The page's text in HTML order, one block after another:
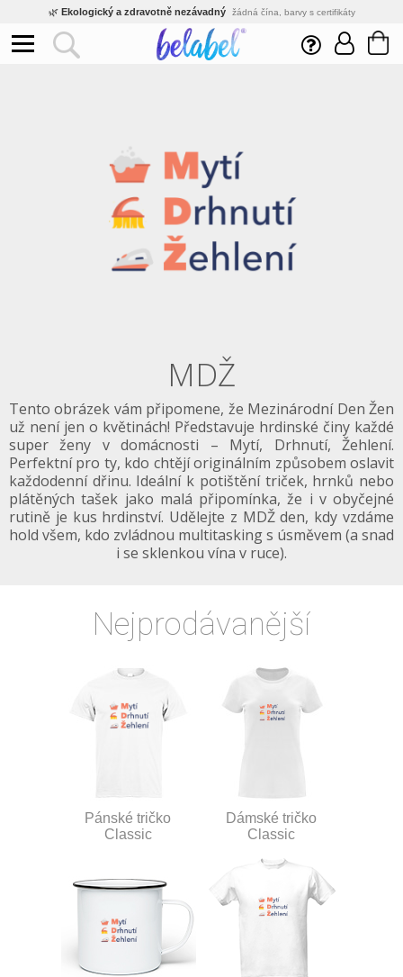
🌿 Ekologický a zdravotně nezávadný žádná čína, barvy s certifikáty
Inovativní výroba vlastní vývoj, nejnovější technologie
Rychlé dodání expedujeme do 24h
MDŽ
Tento obrázek vám připomene, že Mezinárodní Den Žen
už není jen o květinách! Představuje hrdinské činy každé
super ženy v domácnosti – Mytí, Drhnutí, Žehlení.
Perfektní pro ty, kdo chtějí originálním způsobem oslavit
každodenní dřinu. Ideální k potištění triček, hrnků nebo
plátěných tašek jako malá připomínka, že i v obyčejné
rutině je kus hrdinství. Udělejte z MDŽ den, kdy vzdáme
hold všem, kdo zvládnou multitasking s úsměvem (a snad
i se sklenkou vína v ruce).
Nejprodávanější
Pánské tričko
Classic
Dámské tričko
Classic